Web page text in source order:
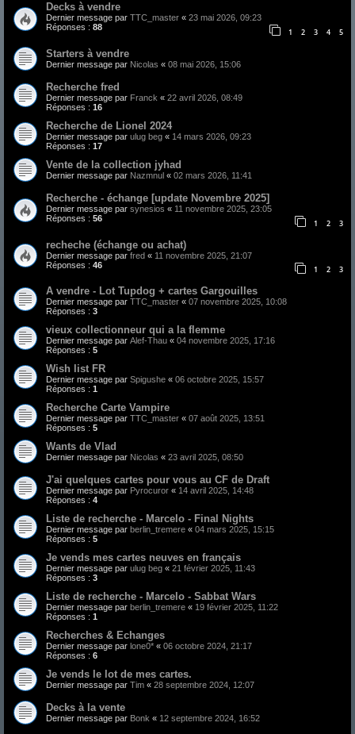
Decks à vendre
Dernier message par TTC_master « 23 mai 2026, 09:23
Réponses : 88 1 2 3 4 5
Starters à vendre
Dernier message par Nicolas « 08 mai 2026, 15:06
Recherche fred
Dernier message par Franck « 22 avril 2026, 08:49
Réponses : 16
Recherche de Lionel 2024
Dernier message par ulug beg « 14 mars 2026, 09:23
Réponses : 17
Vente de la collection jyhad
Dernier message par Nazmnul « 02 mars 2026, 11:41
Recherche - échange [update Novembre 2025]
Dernier message par synesios « 11 novembre 2025, 23:05
Réponses : 56 1 2 3
recheche (échange ou achat)
Dernier message par fred « 11 novembre 2025, 21:07
Réponses : 46 1 2 3
A vendre - Lot Tupdog + cartes Gargouilles
Dernier message par TTC_master « 07 novembre 2025, 10:08
Réponses : 3
vieux collectionneur qui a la flemme
Dernier message par Alef-Thau « 04 novembre 2025, 17:16
Réponses : 5
Wish list FR
Dernier message par Spigushe « 06 octobre 2025, 15:57
Réponses : 1
Recherche Carte Vampire
Dernier message par TTC_master « 07 août 2025, 13:51
Réponses : 5
Wants de Vlad
Dernier message par Nicolas « 23 avril 2025, 08:50
J'ai quelques cartes pour vous au CF de Draft
Dernier message par Pyrocuror « 14 avril 2025, 14:48
Réponses : 4
Liste de recherche - Marcelo - Final Nights
Dernier message par berlin_tremere « 04 mars 2025, 15:15
Réponses : 5
Je vends mes cartes neuves en français
Dernier message par ulug beg « 21 février 2025, 11:43
Réponses : 3
Liste de recherche - Marcelo - Sabbat Wars
Dernier message par berlin_tremere « 19 février 2025, 11:22
Réponses : 1
Recherches & Echanges
Dernier message par lone0* « 06 octobre 2024, 21:17
Réponses : 6
Je vends le lot de mes cartes.
Dernier message par Tim « 28 septembre 2024, 12:07
Decks à la vente
Dernier message par Bonk « 12 septembre 2024, 16:52